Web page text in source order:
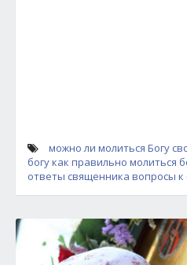
можно ли молиться Богу
богукак правильно молиться
ответы священника вопросы